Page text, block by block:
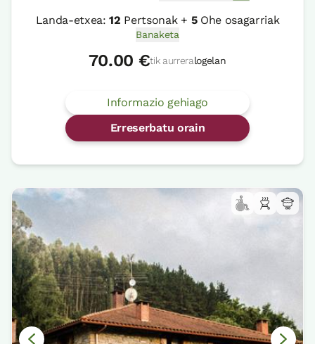
Landa-etxea:12 Pertsonak + 5Ohe osagarriak
Banaketa
70.00 €tik aurreralogelan
Informazio gehiago
Erreserbatu orain